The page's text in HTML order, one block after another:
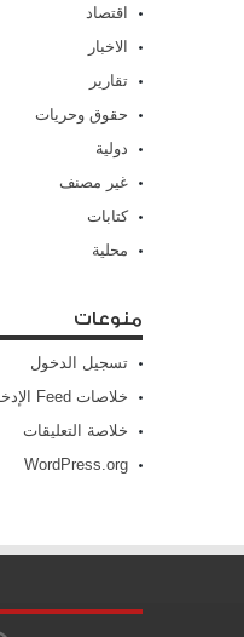
اقتصاد
الاخبار
تقارير
حقوق وحريات
دولية
غير مصنف
كتابات
محلية
منوعات
تسجيل الدخول
خلاصات Feed الإدخالات
خلاصة التعليقات
WordPress.org